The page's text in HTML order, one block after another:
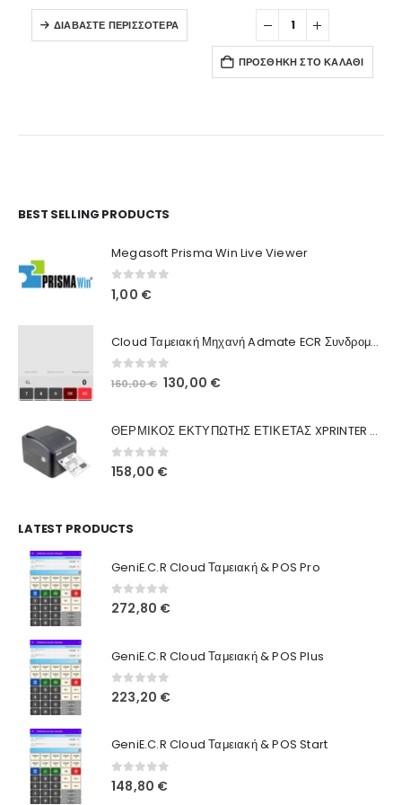
ΔΙΑΒΆΣΤΕ ΠΕΡΙΣΣΌΤΕΡΑ
ΠΡΟΣΘΉΚΗ ΣΤΟ ΚΑΛΆΘΙ
BEST SELLING PRODUCTS
Megasoft Prisma Win Live Viewer
0 out of 5
1,00 €
Cloud Ταμειακή Μηχανή Admate ECR Συνδρομή 12 μηνών
out of 5
160,00€ Original
160,00 €.
130,00 €Η
είναι:
ΘΕΡΜΙΚΟΣ ΕΚΤΥΠΩΤΗΣ ΕΤΙΚΕΤΑΣ XPRINTER XP-420B
0out of 5
158,00 €
LATEST PRODUCTS
GeniE.C.R Cloud Ταμειακή & POS Pro
0out of 5
272,80 €
GeniE.C.R Cloud Ταμειακή & POS Plus
0out of 5
223,20 €
GeniE.C.R Cloud Ταμειακή & POS Start
0out of 5
148,80 €
Ο Λογαριασμός μου
Στοιχεία λογαριασμού
Παραγγελίες
Πληροφορίες Καταστήματος
Ποιοι Είμαστε
Γιατί Εμάς
Blog
Όροι Χρήσης
Τρόποι Αγοράς
Τρόποι Πληρωμής
Τρόποι Αποστολής
Ασφάλεια Πληρωμών
© INTEPROF 2025